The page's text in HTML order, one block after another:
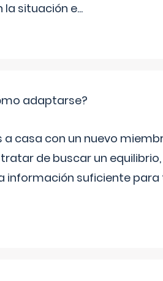
la situación e...
adaptarse?
casa con un nuevo
de buscar un
información suficiente